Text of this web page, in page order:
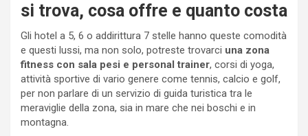
si trova, cosa offre e quanto costa
Gli hotel a 5, 6 o addirittura 7 stelle hanno queste comodità
e questi lussi, ma non solo, potreste trovarci una zona
fitness con sala pesi e personal trainer, corsi di yoga,
attività sportive di vario genere come tennis, calcio e golf,
per non parlare di un servizio di guida turistica tra le
meraviglie della zona, sia in mare che nei boschi e in
montagna.